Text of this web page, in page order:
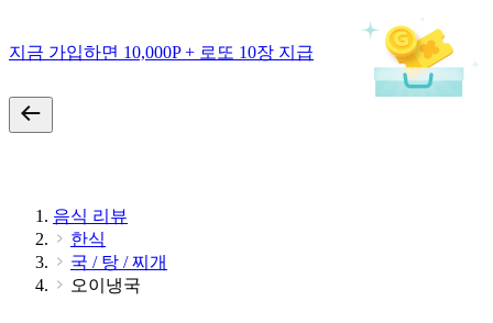
지금 가입하면 10,000P + 로또 10장 지급
음식 리뷰
한식
국 / 탕 / 찌개
오이냉국